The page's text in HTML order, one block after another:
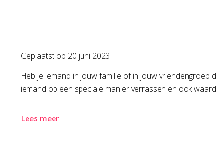
Geplaatst op 20 juni 2023
Heb je iemand in jouw familie of in jouw vriendengroep
iemand op een speciale manier verrassen en ook
Lees meer